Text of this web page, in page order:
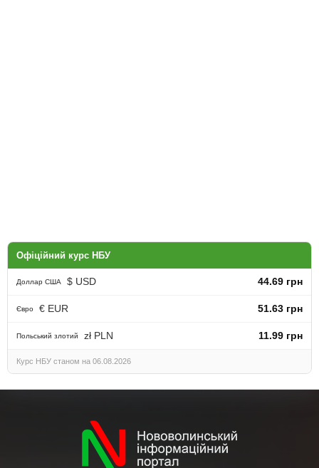
Офіційний курс НБУ
Доллар США $ USD 44.69 грн
Євро € EUR 51.63 грн
Польський злотий zł PLN 11.99 грн
Курс НБУ станом на 06.08.2026